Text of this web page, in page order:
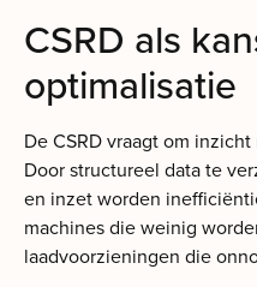
CSRD als
optimalisatie
De CSRD vraagt om
Door structureel data te
en inzet worden
machines die weinig
laadvoorzieningen die